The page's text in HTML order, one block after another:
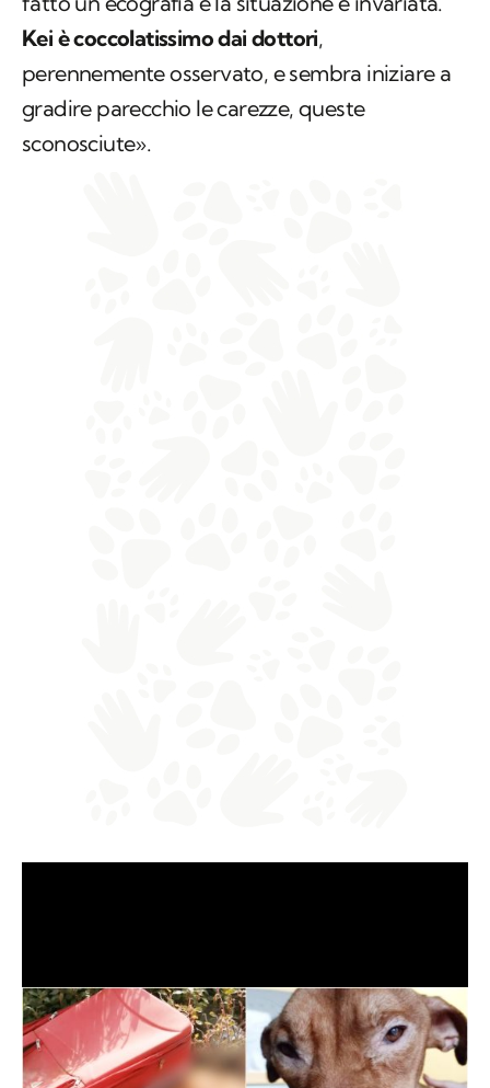
Kei è coccolatissimo dai dottori,
perennemente osservato, e sembra iniziare a
gradire parecchio le carezze, queste
sconosciute».